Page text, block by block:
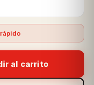
al carrito